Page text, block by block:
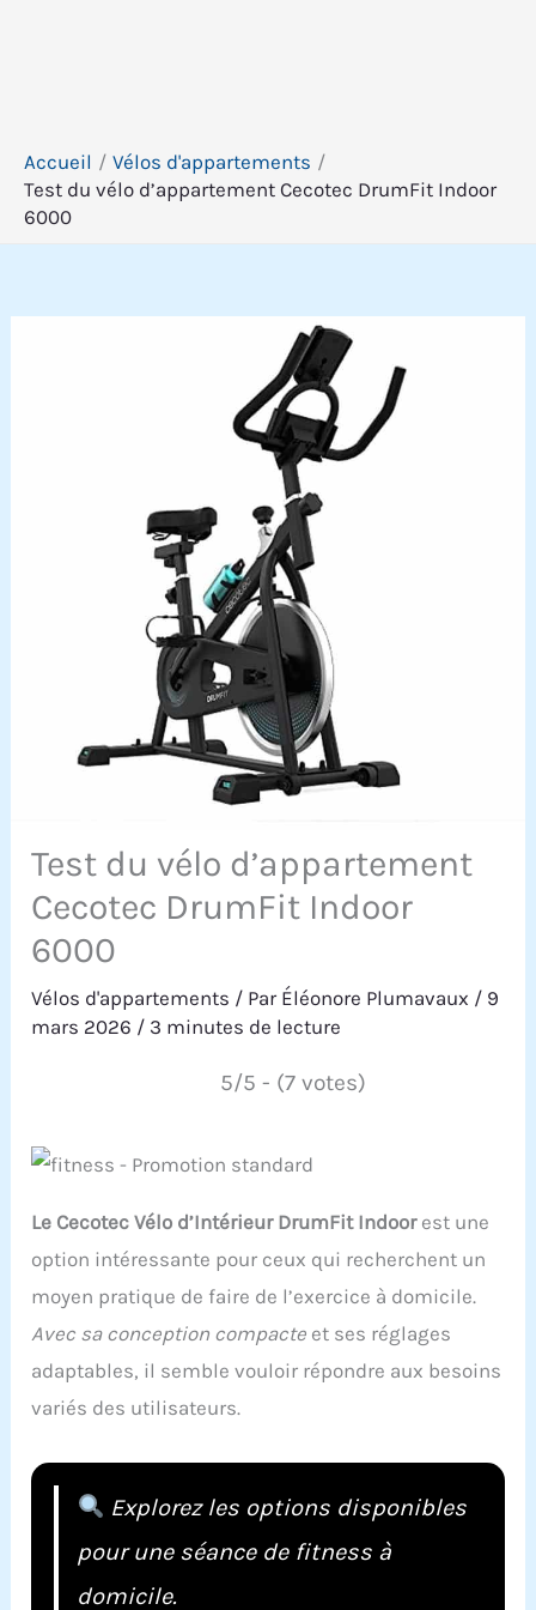
Accueil
Vélos d'appartements
Test du vélo d’appartement Cecotec DrumFit Indoor
6000
Test du vélo d’appartement
Cecotec DrumFit Indoor
6000
Vélos d'appartements / Par Éléonore Plumavaux / 9
mars 2026 / 3 minutes de lecture
5/5 - (7 votes)
Le Cecotec Vélo d’Intérieur DrumFit Indoorest une
option intéressante pour ceux qui recherchent un
moyen pratique de faire de l’exercice à domicile.
Avec sa conception compacte et ses réglages
adaptables, il semble vouloir répondre aux besoins
variés des utilisateurs.
Explorez les options disponibles
pour une séance de fitness à
domicile.